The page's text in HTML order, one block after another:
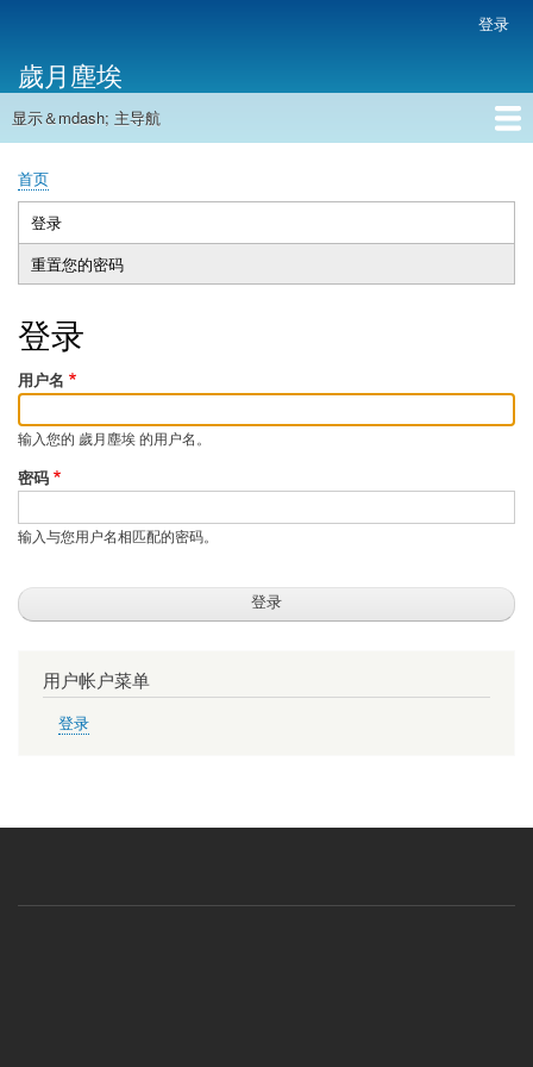
主
内
帐
户
菜
单
登录
歲月塵埃
主
航
显示＆mdash; 主导航
首页
面
包
屑
首页
主
标
登录
动
标
重置您的密码
登录
用户名
输入您的 歲月塵埃 的用户名。
密码
输入与您用户名相匹配的密码。
用户帐户菜单
登录